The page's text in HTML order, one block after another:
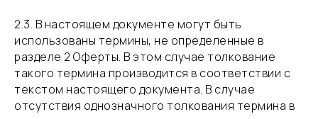
​2.3. В настоящем документе могут быть
использованы термины, не определенные в
разделе 2 Оферты. В этом случае толкование
такого термина производится в соответствии с
текстом настоящего документа. В случае
отсутствия однозначного толкования термина в